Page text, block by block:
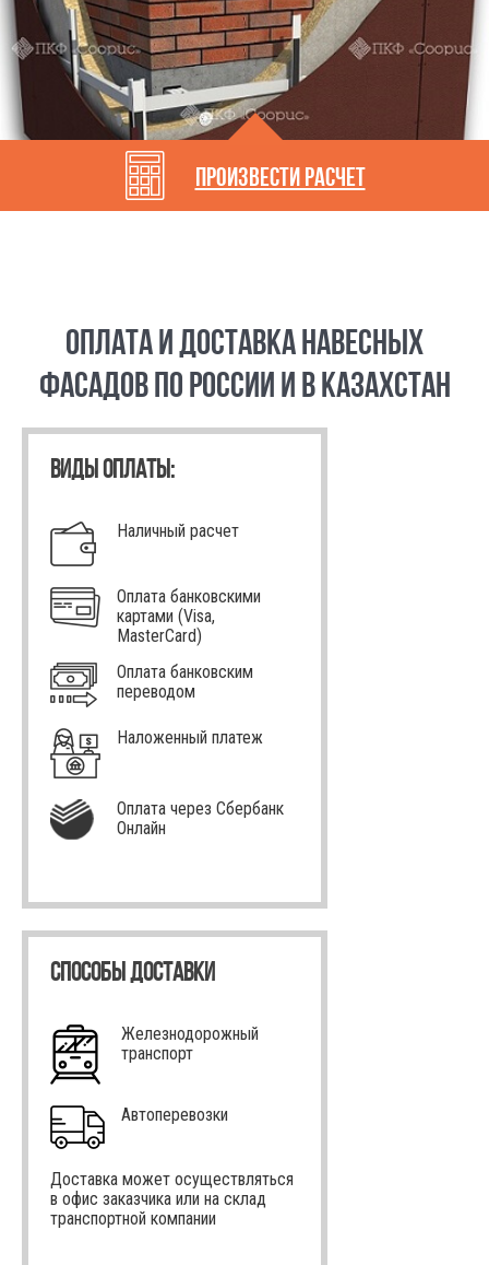
произвести расчет
ОПЛАТА И ДОСТАВКА НАВЕСНЫХ
ФАСАДОВ ПО РОССИИ И В КАЗАХСТАН
ВИДЫ ОПЛАТЫ:
Наличный расчет
Оплата банковскими
картами (Visa,
MasterCard)
Оплата банковским
переводом
Наложенный платеж
Оплата через Сбербанк
Онлайн
СПОСОБЫ ДОСТАВКИ
Железнодорожный
транспорт
Автоперевозки
Доставка может осуществляться
в офис заказчика или на склад
транспортной компании